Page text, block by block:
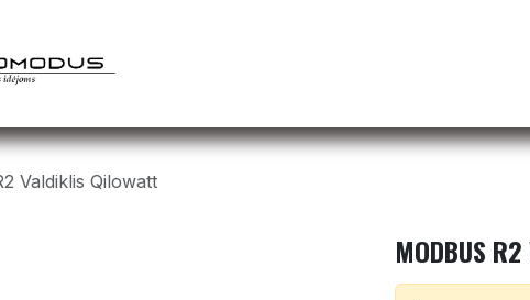
Valdiklis Qilowatt
MODBUS